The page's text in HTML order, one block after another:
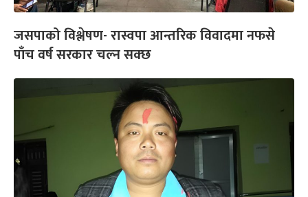
जसपाको विश्लेषण- रास्वपा आन्तरिक विवादमा नफसे
पाँच वर्ष सरकार चल्न सक्छ